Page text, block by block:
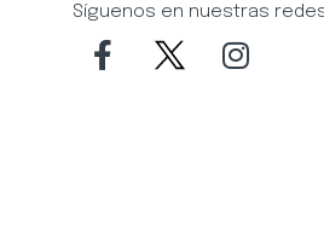
Síguenos en nuestras